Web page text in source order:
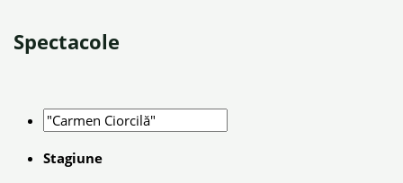
Spectacole
Stagiune